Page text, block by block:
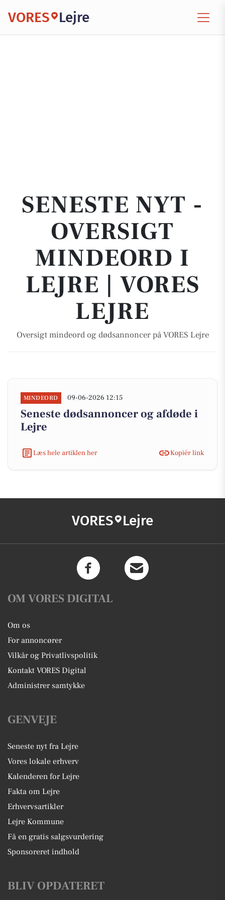
VORES Lejre
SENESTE NYT -
OVERSIGT
MINDEORD I
LEJRE | VORES
LEJRE
Oversigt mindeord og dødsannoncer på VORES Lejre
MINDEORD 09-06-2026 12:15
Seneste dødsannoncer og afdøde i
Lejre
Læs hele artiklen her Kopiér link
VORES Lejre
OM VORES DIGITAL
Om os
For annoncører
Vilkår og Privatlivspolitik
Kontakt VORES Digital
Administrer samtykke
GENVEJE
Seneste nyt fra Lejre
Vores lokale erhverv
Kalenderen for Lejre
Fakta om Lejre
Erhvervsartikler
Lejre Kommune
Få en gratis salgsvurdering
Sponsoreret indhold
BLIV OPDATERET